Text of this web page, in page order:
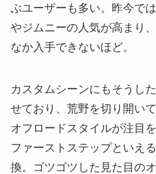
ぶユーザーも多い。昨今で
やジムニーの人気が高まり
なか入手できないほど。
カスタムシーンにもそうし
せており、荒野を切り開い
オフロードスタイルが注目
ファーストステップといえ
換。ゴツゴツした見た目の